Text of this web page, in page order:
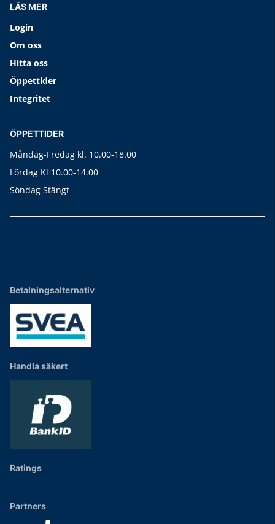
LÄS MER
Login
Om oss
Hitta oss
Öppettider
Integritet
ÖPPETTIDER
Måndag-Fredag kl. 10.00-18.00
Lördag Kl 10.00-14.00
Söndag Stängt
Betalningsalternativ
Handla säkert
Ratings
Partners